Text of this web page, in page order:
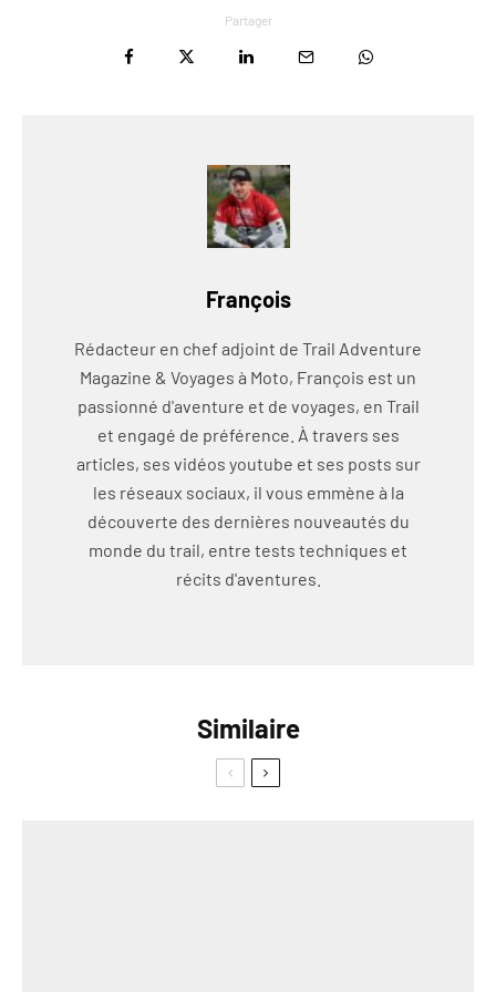
Partager
François
Rédacteur en chef adjoint de Trail Adventure
Magazine & Voyages à Moto, François est un
passionné d'aventure et de voyages, en Trail
et engagé de préférence. À travers ses
articles, ses vidéos youtube et ses posts sur
les réseaux sociaux, il vous emmène à la
découverte des dernières nouveautés du
monde du trail, entre tests techniques et
récits d'aventures.
Similaire